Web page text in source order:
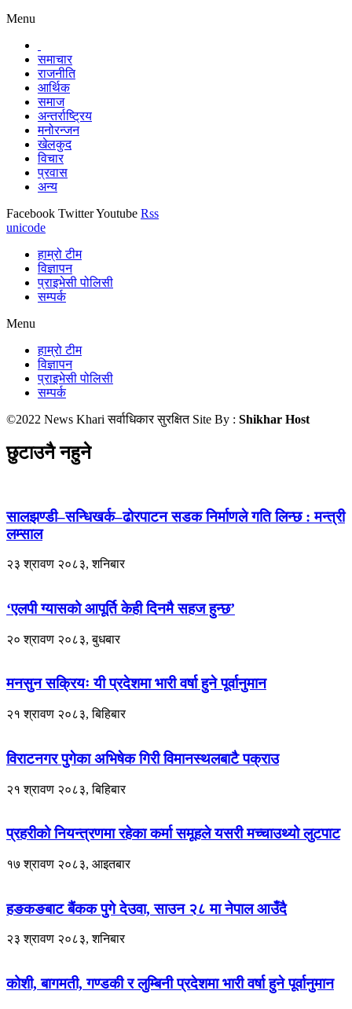
Menu
समाचार
राजनीति
आर्थिक
समाज
अन्तर्राष्ट्रिय
मनोरन्जन
खेलकुद
विचार
प्रवास
अन्य
Facebook TwitterYoutube Rss
unicode
हाम्रो टीम
विज्ञापन
प्राइभेसी पोलिसी
सम्पर्क
Menu
हाम्रो टीम
विज्ञापन
प्राइभेसी पोलिसी
सम्पर्क
©2022 News Khari सर्वाधिकार सुरक्षित Site By : Shikhar Host
छुटाउनै नहुने
सालझण्डी–सन्धिखर्क–ढोरपाटन सडक निर्माणले गति लिन्छ : मन्त्री
लम्साल
२३ श्रावण २०८३, शनिबार
‘एलपी ग्यासको आपूर्ति केही दिनमै सहज हुन्छ’
२० श्रावण २०८३, बुधबार
मनसुन सक्रियः यी प्रदेशमा भारी वर्षा हुने पूर्वानुमान
२१ श्रावण २०८३, बिहिबार
विराटनगर पुगेका अभिषेक गिरी विमानस्थलबाटै पक्राउ
२१ श्रावण २०८३, बिहिबार
प्रहरीको नियन्त्रणमा रहेका कर्मा समूहले यसरी मच्चाउथ्यो लुटपाट
१७ श्रावण २०८३, आइतबार
हङकङबाट बैंकक पुगे देउवा, साउन २८ मा नेपाल आउँदै
२३ श्रावण २०८३, शनिबार
कोशी, बागमती, गण्डकी र लुम्बिनी प्रदेशमा भारी वर्षा हुने पूर्वानुमान